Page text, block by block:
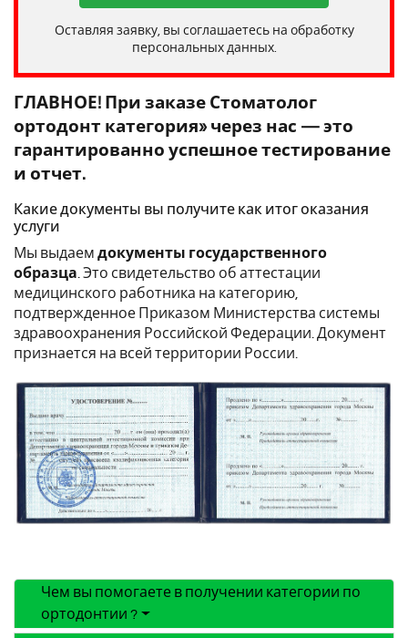
Оставляя заявку, вы соглашаетесь на обработку
персональных данных.
ГЛАВНОЕ! При заказе Стоматолог
ортодонт категория» через нас — это
гарантированно успешное тестирование
и отчет.
Какие документы вы получите как итог оказания
услуги
Мы выдаем документы государственного
образца . Это свидетельство об аттестации
медицинского работника на категорию,
подтвержденное Приказом Министерства системы
здравоохранения Российской Федерации. Документ
признается на всей территории России.
Чем вы помогаете в получении категории по
ортодонтии ?